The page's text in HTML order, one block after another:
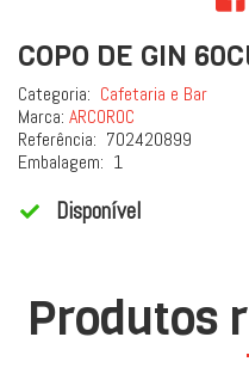
COPO DE GIN
Categoria: Cafetaria e Bar
Marca: ARCOROC
Referência: 702420899
Embalagem: 1
Disponível
Produtos